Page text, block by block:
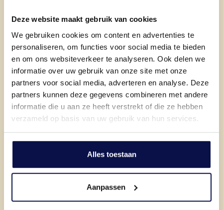
Deze website maakt gebruik van cookies
We gebruiken cookies om content en advertenties te
personaliseren, om functies voor social media te bieden
en om ons websiteverkeer te analyseren. Ook delen we
informatie over uw gebruik van onze site met onze
partners voor social media, adverteren en analyse. Deze
partners kunnen deze gegevens combineren met andere
informatie die u aan ze heeft verstrekt of die ze hebben
verzameld op basis van uw gebruik van hun services.
Alles toestaan
Aanpassen
Royale woonkamer
Warm en uitnodigend
Culinaire hotspot